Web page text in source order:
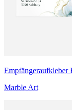
Empfängeraufkleber
Marble Art